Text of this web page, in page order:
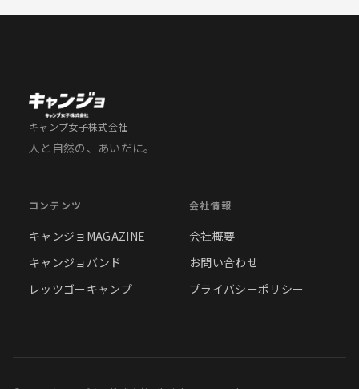
キャンプ女子株式会社
人と自然の、あいだに。
コンテンツ
キャンジョMAGAZINE
キャンジョバンド
レッツゴーキャンプ
会社情報
会社概要
お問い合わせ
プライバシーポリシー